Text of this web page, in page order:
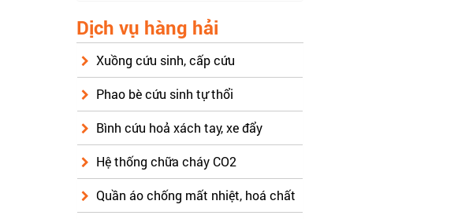
Dịch vụ hàng hải
Xuồng cứu sinh, cấp cứu
Phao bè cứu sinh tự thổi
Bình cứu hoả xách tay, xe đẩy
Hệ thống chữa cháy CO2
Quần áo chống mất nhiệt, hoá chất